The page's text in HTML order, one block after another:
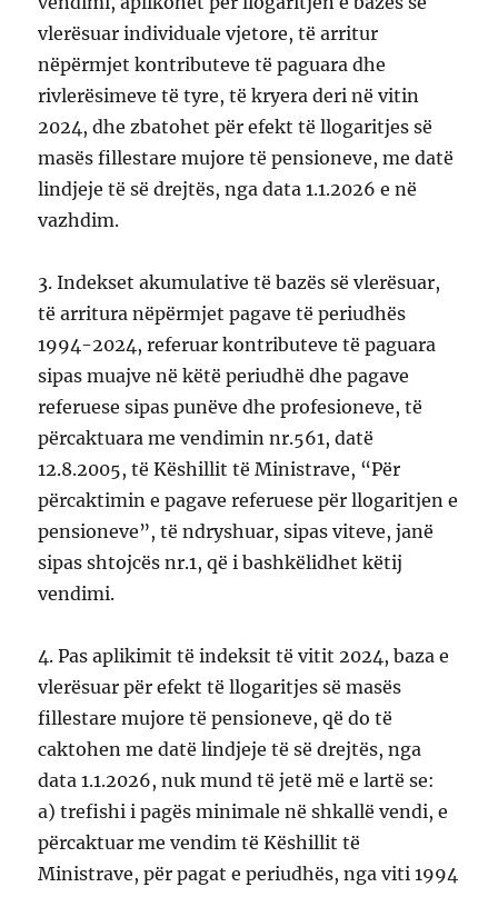
vlerësuar individuale vjetore, të arritur
nëpërmjet kontributeve të paguara dhe
rivlerësimeve të tyre, të kryera deri në vitin
2024, dhe zbatohet për efekt të llogaritjes së
masës fillestare mujore të pensioneve, me datë
lindjeje të së drejtës, nga data 1.1.2026 e në
vazhdim.
3. Indekset akumulative të bazës së vlerësuar,
të arritura nëpërmjet pagave të periudhës
1994-2024, referuar kontributeve të paguara
sipas muajve në këtë periudhë dhe pagave
referuese sipas punëve dhe profesioneve, të
përcaktuara me vendimin nr.561, datë
12.8.2005, të Këshillit të Ministrave, “Për
përcaktimin e pagave referuese për llogaritjen e
pensioneve”, të ndryshuar, sipas viteve, janë
sipas shtojcës nr.1, që i bashkëlidhet këtij
vendimi.
4. Pas aplikimit të indeksit të vitit 2024, baza e
vlerësuar për efekt të llogaritjes së masës
fillestare mujore të pensioneve, që do të
caktohen me datë lindjeje të së drejtës, nga
data 1.1.2026, nuk mund të jetë më e lartë se:
a) trefishi i pagës minimale në shkallë vendi, e
përcaktuar me vendim të Këshillit të
Ministrave, për pagat e periudhës, nga viti 1994